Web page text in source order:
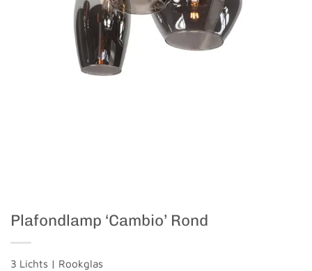
Plafondlamp ‘Cambio’ Rond
3 Lichts | Rookglas